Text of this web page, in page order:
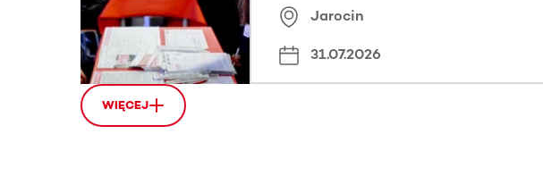
Jarocin 2026
Jarocin
31.07.2026
WIĘCEJ